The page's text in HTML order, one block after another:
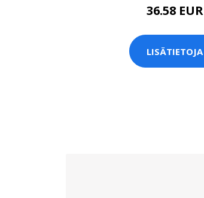
36.58 EUR
LISÄTIETOJA